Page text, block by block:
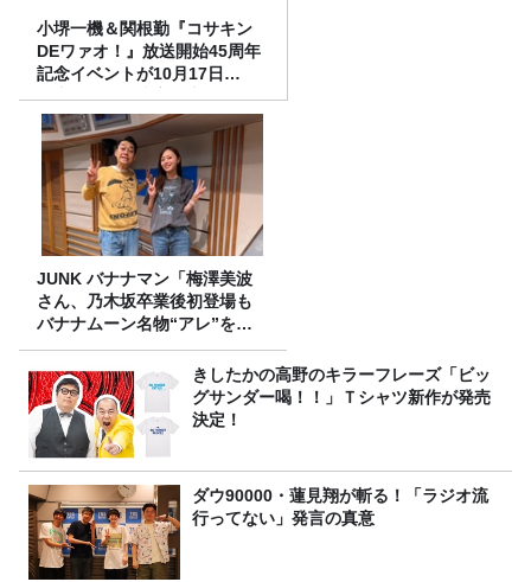
小堺一機＆関根勤『コサキン
DEワァオ！』放送開始45周年
記念イベントが10月17日
（土）に開催決定！本日より
FC先行受付スタート！
JUNK バナナマン「梅澤美波
さん、乃木坂卒業後初登場も
バナナムーン名物“アレ”を喰
らう」
きしたかの高野のキラーフレーズ「ビッ
グサンダー喝！！」Ｔシャツ新作が発売
決定！
ダウ90000・蓮見翔が斬る！「ラジオ流
行ってない」発言の真意